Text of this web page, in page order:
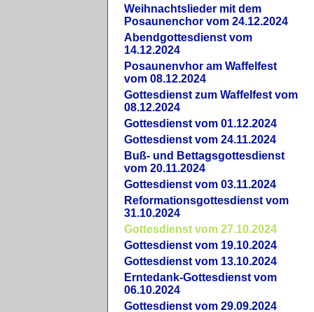
Weihnachtslieder mit dem
Posaunenchor vom 24.12.2024
Abendgottesdienst vom
14.12.2024
Posaunenvhor am Waffelfest
vom 08.12.2024
Gottesdienst zum Waffelfest vom
08.12.2024
Gottesdienst vom 01.12.2024
Gottesdienst vom 24.11.2024
Buß- und Bettagsgottesdienst
vom 20.11.2024
Gottesdienst vom 03.11.2024
Reformationsgottesdienst vom
31.10.2024
Gottesdienst vom 27.10.2024
Gottesdienst vom 19.10.2024
Gottesdienst vom 13.10.2024
Erntedank-Gottesdienst vom
06.10.2024
Gottesdienst vom 29.09.2024